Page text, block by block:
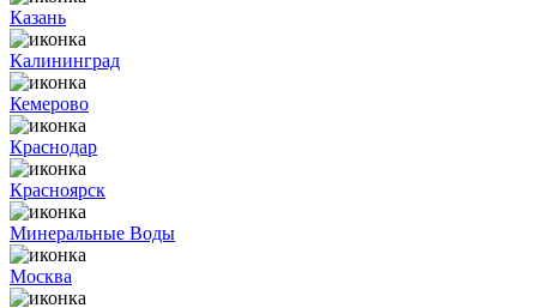
Казань
Калининград
Кемерово
Краснодар
Красноярск
Минеральные Воды
Москва